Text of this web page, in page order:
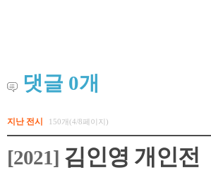
댓글 0개
지난 전시 150개(4/8페이지)
[2021] 김인영 개인전